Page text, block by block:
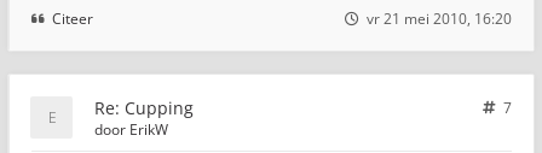
Citeer vr 21 mei 2010, 16:20
Re: Cupping
7
door ErikW